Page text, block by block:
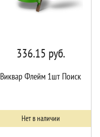
336.15 руб.
Виквар Флейм 1шт Поиск
Нет в наличии